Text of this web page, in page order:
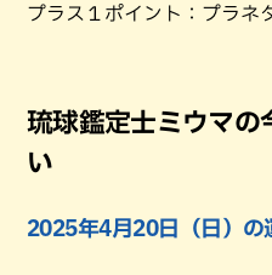
プラス１ポイント：プラネ
琉球鑑定士ミウマの
い
2025年4月20日（日）の